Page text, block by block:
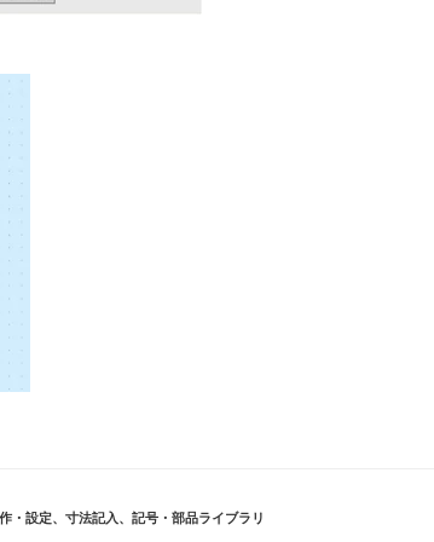
・設定、 寸法記入 、 記号・部品ライブラリ